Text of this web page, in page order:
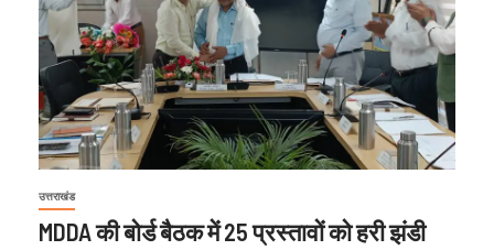
उत्तराखंड
MDDA की बोर्ड बैठक में 25 प्रस्तावों को हरी झंडी